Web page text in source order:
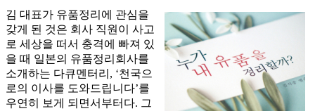
김 대표가 유품정리에 관심을
갖게 된 것은 회사 직원이 사고
로 세상을 떠서 충격에 빠져 있
을 때 일본의 유품정리회사를
소개하는 다큐멘터리, ‘천국으
로의 이사를 도와드립니다’를
우연히 보게 되면서부터다. 그